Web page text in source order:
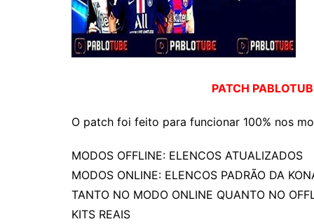
FIFA 01
PATCH
O patch foi feito para funcionar 100% nos
MODOS OFFLINE: ELENCOS ATUALIZADOS
MODOS ONLINE: ELENCOS PADRÃO DA
TANTO NO MODO ONLINE QUANTO NO
KITS REAIS